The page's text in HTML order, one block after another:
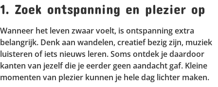
1. Zoek ontspanning en plezier op
Wanneer het leven zwaar voelt, is ontspanning extra
belangrijk. Denk aan wandelen, creatief bezig zijn, muziek
luisteren of iets nieuws leren. Soms ontdek je daardoor
kanten van jezelf die je eerder geen aandacht gaf. Kleine
momenten van plezier kunnen je hele dag lichter maken.